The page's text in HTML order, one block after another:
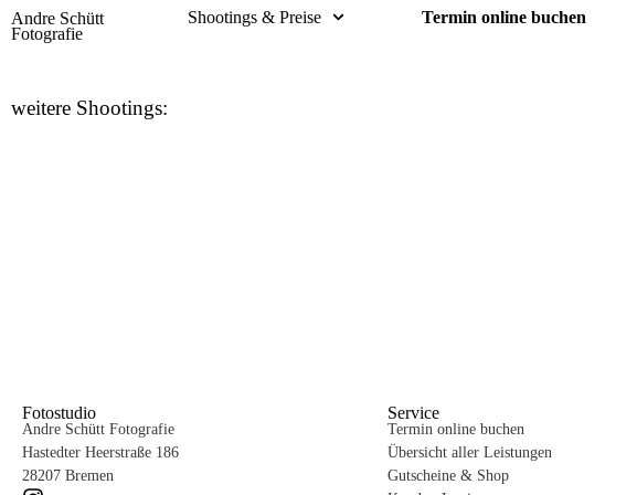
Andre Schütt
Fotografie
Shootings & Preise Termin online buchen
weitere Shootings:
Fotostudio
Andre Schütt Fotografie
Hastedter Heerstraße 186
28207 Bremen
Service
Termin online buchen
Übersicht aller Leistungen
Gutscheine & Shop